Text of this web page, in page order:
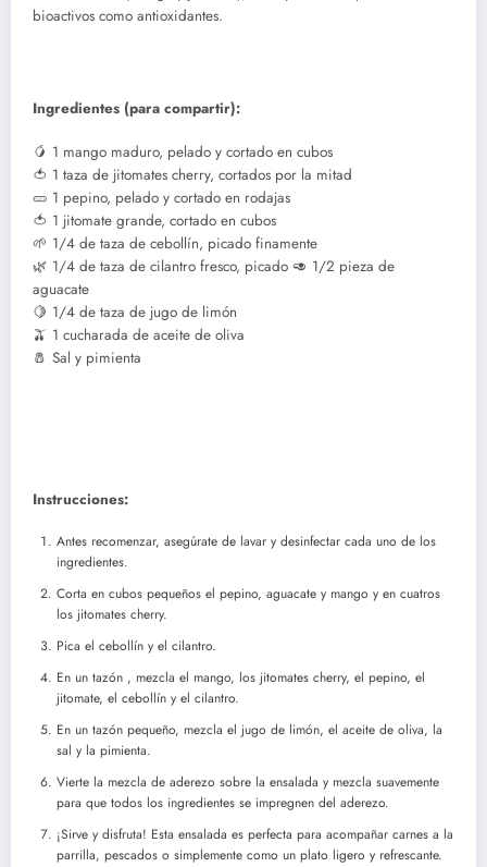
bioactivos como antioxidantes.
Ingredientes (para compartir):
🥭 1 mango maduro, pelado y cortado en cubos
🍅 1 taza de jitomates cherry, cortados por la mitad
🥒 1 pepino, pelado y cortado en rodajas
🍅 1 jitomate grande, cortado en cubos
🌱 1/4 de taza de cebollín, picado finamente
🌿 1/4 de taza de cilantro fresco, picado 🥑 1/2 pieza de
aguacate
🍋 1/4 de taza de jugo de limón
🫒 1 cucharada de aceite de oliva
🧂 Sal y pimienta
Instrucciones:
Antes recomenzar, asegúrate de lavar y desinfectar cada uno de los
ingredientes.
Corta en cubos pequeños el pepino, aguacate y mango y en cuatros
los jitomates cherry.
Pica el cebollín y el cilantro.
En un tazón , mezcla el mango, los jitomates cherry, el pepino, el
jitomate, el cebollín y el cilantro.
En un tazón pequeño, mezcla el jugo de limón, el aceite de oliva, la
sal y la pimienta.
Vierte la mezcla de aderezo sobre la ensalada y mezcla suavemente
para que todos los ingredientes se impregnen del aderezo.
¡Sirve y disfruta! Esta ensalada es perfecta para acompañar carnes a la
parrilla, pescados o simplemente como un plato ligero y refrescante.